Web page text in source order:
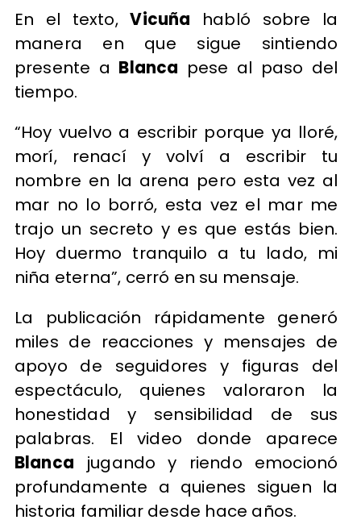
En el texto,Vicuña habló sobre la
manera en que sigue sintiendo
presente a Blanca pese al paso del
tiempo.
“Hoy vuelvo a escribir porque ya lloré,
morí, renací y volví a escribir tu
nombre en la arena pero esta vez al
mar no lo borró, esta vez el mar me
trajo un secreto y es que estás bien.
Hoy duermo tranquilo a tu lado, mi
niña eterna”, cerró en su mensaje.
La publicación rápidamente generó
miles de reacciones y mensajes de
apoyo de seguidores y figuras del
espectáculo, quienes valoraron la
honestidad y sensibilidad de sus
palabras. El video donde aparece
Blanca jugando y riendo emocionó
profundamente a quienes siguen la
historia familiar desde hace años.